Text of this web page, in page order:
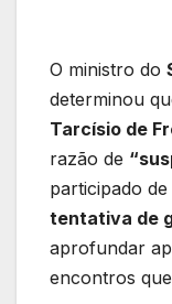
O ministro do
determinou
Tarcísio de
razão de
participado
tentativa de
aprofundar
encontros